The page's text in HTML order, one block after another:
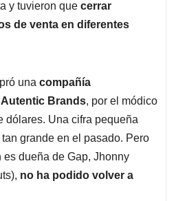
y tuvieron que cerrar
de venta en diferentes
una compañía
Brands, por el módico
dólares. Una cifra pequeña
grande en el pasado. Pero
es dueña de Gap, Jhonny
no ha podido volver a